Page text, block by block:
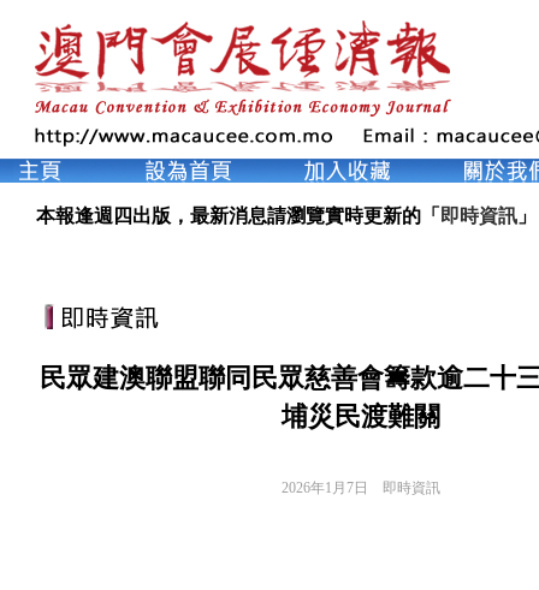
本報逢週四出版，最新消息請瀏覽實時更新的「 即時資訊 」
民眾建澳聯盟聯同民眾慈善會籌款逾二十
埔災民渡難關
2026年1月7日 即時資訊